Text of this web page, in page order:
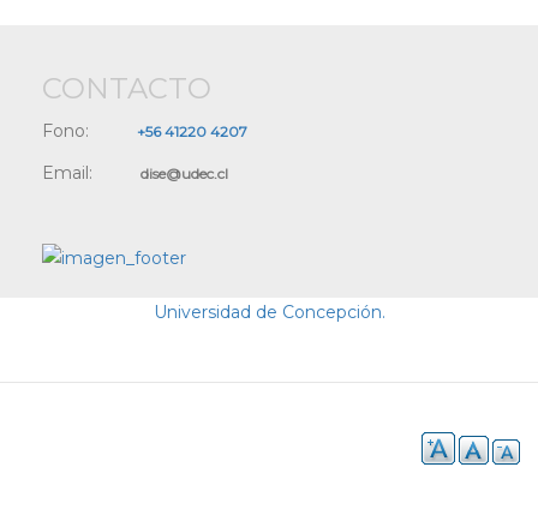
CONTACTO
Fono: +56 41220 4207
Email: dise@udec.cl
Universidad de Concepción.